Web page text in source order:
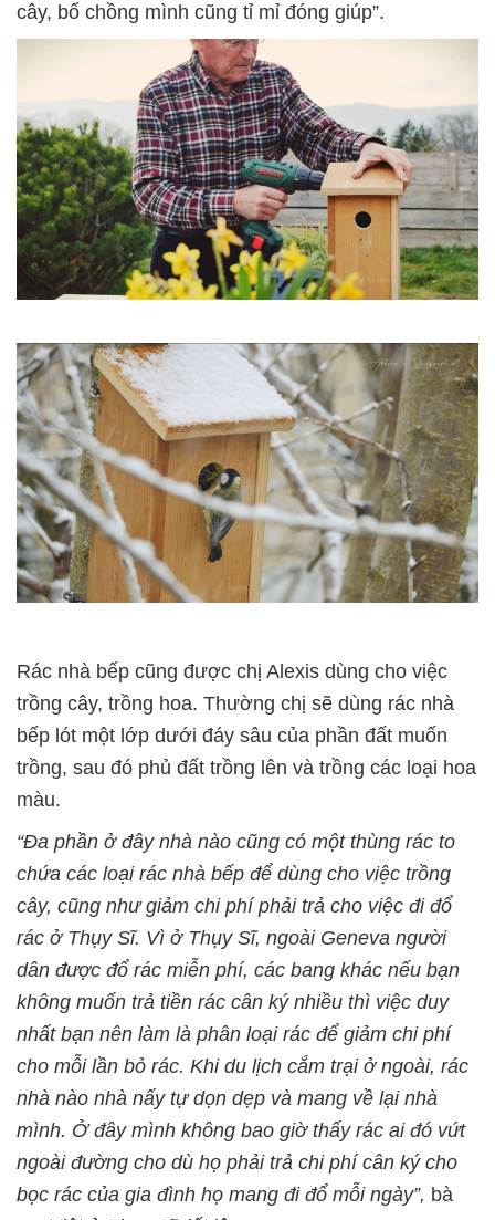
cây, bố chồng mình cũng tỉ mỉ đóng giúp”.
Rác nhà bếp cũng được chị Alexis dùng cho việc
trồng cây, trồng hoa. Thường chị sẽ dùng rác nhà
bếp lót một lớp dưới đáy sâu của phần đất muốn
trồng, sau đó phủ đất trồng lên và trồng các loại hoa
màu.
“Đa phần ở đây nhà nào cũng có một thùng rác to
chứa các loại rác nhà bếp để dùng cho việc trồng
cây, cũng như giảm chi phí phải trả cho việc đi đổ
rác ở Thụy Sĩ. Vì ở Thụy Sĩ, ngoài Geneva người
dân được đổ rác miễn phí, các bang khác nếu bạn
không muốn trả tiền rác cân ký nhiều thì việc duy
nhất bạn nên làm là phân loại rác để giảm chi phí
cho mỗi lần bỏ rác. Khi du lịch cắm trại ở ngoài, rác
nhà nào nhà nấy tự dọn dẹp và mang về lại nhà
mình. Ở đây mình không bao giờ thấy rác ai đó vứt
ngoài đường cho dù họ phải trả chi phí cân ký cho
bọc rác của gia đình họ mang đi đổ mỗi ngày”, bà